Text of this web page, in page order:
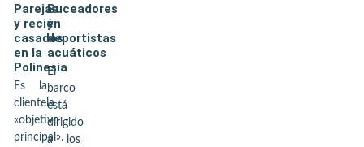
Parejas
y recién
casados
en la
Polinesia
Es la
clientela
«objetivo
principal».
Buceadores
y
deportistas
acuáticos
El
barco
está
dirigido
a los